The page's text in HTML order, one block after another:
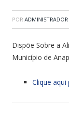
POR ADMINISTRADOR
Dispõe Sobre a
Município de
Clique aqui